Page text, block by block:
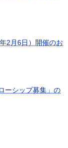
2月6日）開催のお
ーシップ募集」の